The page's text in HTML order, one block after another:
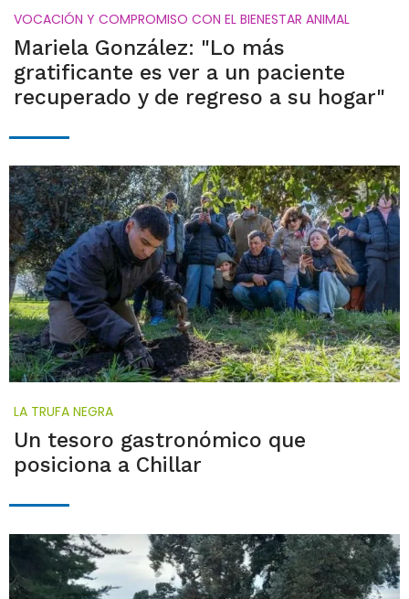
VOCACIÓN Y COMPROMISO CON EL BIENESTAR ANIMAL
Mariela González: "Lo más
gratificante es ver a un paciente
recuperado y de regreso a su hogar"
LA TRUFA NEGRA
Un tesoro gastronómico que
posiciona a Chillar